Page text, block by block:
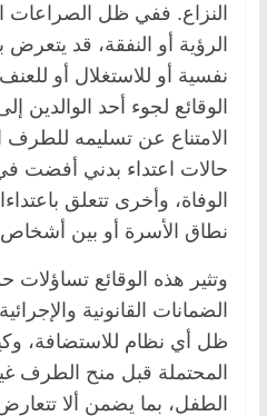
النزاع. ففي ظل الصراعات
الرؤية أو النفقة، قد
نفسية أو للاستغلال أو
الوقائع لجوء أحد الوالدين
الامتناع عن تسليمه
حالات اعتداء بدني أفضت
الوفاة، وأخرى تتعلق
نطاق الأسرة أو بين أشخاص
وتثير هذه الوقائع
الضمانات القانونية
ظل أي نظام للاستضافة،
المحتملة قبل منح الطرف
الطفل، بما يضمن ألا